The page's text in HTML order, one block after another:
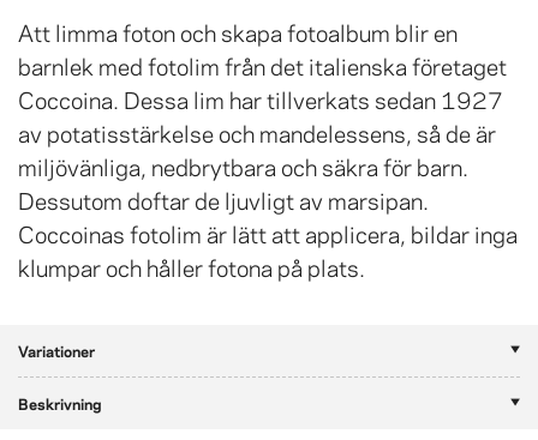
Att limma foton och skapa fotoalbum blir en
barnlek med fotolim från det italienska företaget
Coccoina. Dessa lim har tillverkats sedan 1927
av potatisstärkelse och mandelessens, så de är
miljövänliga, nedbrytbara och säkra för barn.
Dessutom doftar de ljuvligt av marsipan.
Coccoinas fotolim är lätt att applicera, bildar inga
klumpar och håller fotona på plats.
Variationer
Beskrivning